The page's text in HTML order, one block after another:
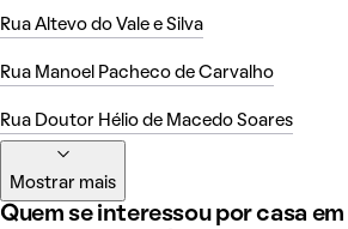
Rua Altevo do Vale e Silva
Rua Manoel Pacheco de Carvalho
Rua Doutor Hélio de Macedo Soares
Mostrar mais
Quem se interessou por casa